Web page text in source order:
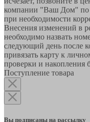
компании "Ваш Дом" по
при необходимости
Внесения изменений в
необходимо назвать
следующий день после
привязать карту к
проверки и накопления
Поступление товара
Вы подписаны на рассылку